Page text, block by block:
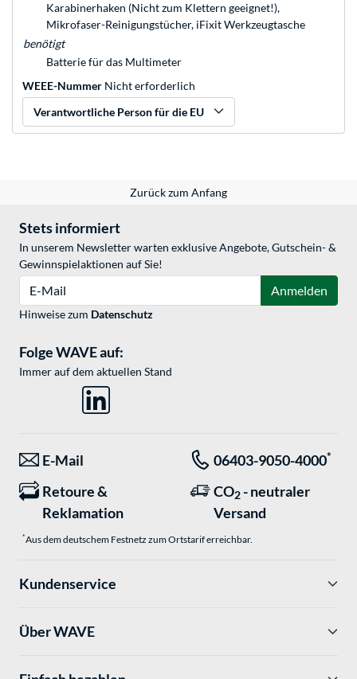
Karabinerhaken (Nicht zum Klettern geeignet!),
Mikrofaser-Reinigungstücher, iFixit Werkzeugtasche
benötigt
Batterie für das Multimeter
WEEE-Nummer Nicht erforderlich
Verantwortliche Person für die EU
Zurück zum Anfang
Stets informiert
In unserem Newsletter warten exklusive Angebote, Gutschein- &
Gewinnspielaktionen auf Sie!
Anmelden
Hinweise zum Datenschutz
Folge WAVE auf:
Immer auf dem aktuellen Stand
E-Mail 06403-9050-4000*
Retoure &
Reklamation
CO2 - neutraler
Versand
*Aus dem deutschem Festnetz zum Ortstarif erreichbar.
Kundenservice
Über WAVE